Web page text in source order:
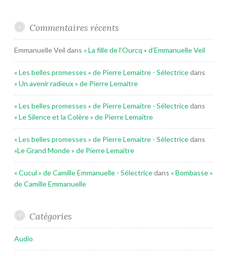
Commentaires récents
Emmanuelle Veil dans « La fille de l’Ourcq » d’Emmanuelle Veil
« Les belles promesses » de Pierre Lemaitre - Sélectricedans
« Un avenir radieux » de Pierre Lemaitre
« Les belles promesses » de Pierre Lemaitre - Sélectricedans
« Le Silence et la Colère » de Pierre Lemaitre
« Les belles promesses » de Pierre Lemaitre - Sélectricedans
«Le Grand Monde » de Pierre Lemaitre
« Cucul » de Camille Emmanuelle - Sélectricedans « Bombasse »
de Camille Emmanuelle
Catégories
Audio